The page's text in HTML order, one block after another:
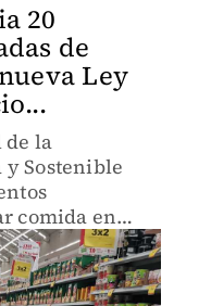
20
de
Ley
de la
Sostenible
comida en
una vez
para el